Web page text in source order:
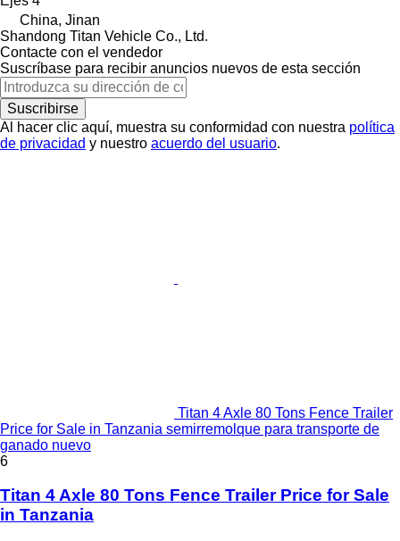
China, Jinan
Shandong Titan Vehicle Co., Ltd.
Contacte con el vendedor
Suscríbase para recibir anuncios nuevos de esta sección
Suscribirse
Al hacer clic aquí, muestra su conformidad con nuestra política
de privacidad y nuestro acuerdo del usuario.
Titan 4 Axle 80 Tons Fence Trailer
Price for Sale in Tanzania semirremolque para transporte de
ganado nuevo
6
Titan 4 Axle 80 Tons Fence Trailer Price for Sale
in Tanzania